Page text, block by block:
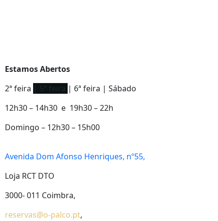
Estamos Abertos
2ª feira
| 6ª feira | Sábado
12h30 – 14h30 e 19h30 – 22h
Domingo – 12h30 – 15h00
Avenida Dom Afonso Henriques, nº55,
Loja RCT DTO
3000- 011 Coimbra,
reservas@o-palco.pt,